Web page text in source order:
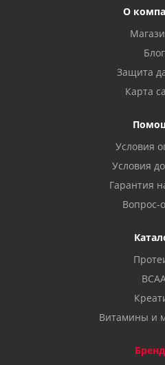
О
Блог
Защита
Карта
Условия
Условия
Гарантия
Вопрос-
Витамины и